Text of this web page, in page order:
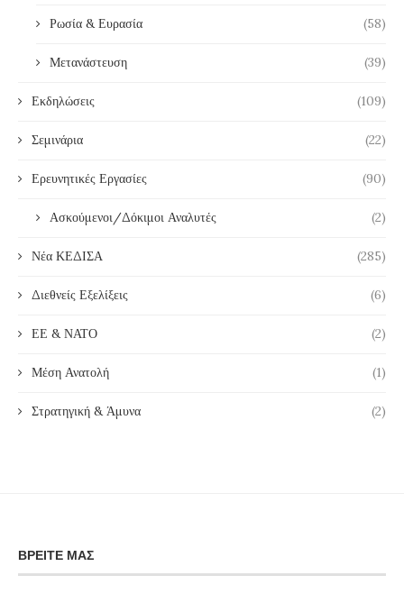
Ρωσία & Ευρασία (58)
Μετανάστευση (39)
Εκδηλώσεις (109)
Σεμινάρια (22)
Ερευνητικές Εργασίες (90)
Ασκούμενοι/Δόκιμοι Αναλυτές (2)
Νέα ΚΕΔΙΣΑ (285)
Διεθνείς Εξελίξεις (6)
ΕΕ & ΝΑΤΟ (2)
Μέση Ανατολή (1)
Στρατηγική & Άμυνα (2)
ΒΡΕΊΤΕ ΜΑΣ